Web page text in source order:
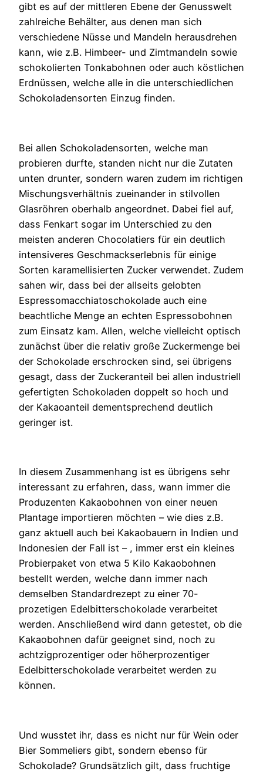
gibt es auf der mittleren Ebene der Genusswelt
zahlreiche Behälter, aus denen man sich
verschiedene Nüsse und Mandeln herausdrehen
kann, wie z.B. Himbeer- und Zimtmandeln sowie
schokolierten Tonkabohnen oder auch köstlichen
Erdnüssen, welche alle in die unterschiedlichen
Schokoladensorten Einzug finden.
Bei allen Schokoladensorten, welche man
probieren durfte, standen nicht nur die Zutaten
unten drunter, sondern waren zudem im richtigen
Mischungsverhältnis zueinander in stilvollen
Glasröhren oberhalb angeordnet. Dabei fiel auf,
dass Fenkart sogar im Unterschied zu den
meisten anderen Chocolatiers für ein deutlich
intensiveres Geschmackserlebnis für einige
Sorten karamellisierten Zucker verwendet. Zudem
sahen wir, dass bei der allseits gelobten
Espressomacchiatoschokolade auch eine
beachtliche Menge an echten Espressobohnen
zum Einsatz kam. Allen, welche vielleicht optisch
zunächst über die relativ große Zuckermenge bei
der Schokolade erschrocken sind, sei übrigens
gesagt, dass der Zuckeranteil bei allen industriell
gefertigten Schokoladen doppelt so hoch und
der Kakaoanteil dementsprechend deutlich
geringer ist.
In diesem Zusammenhang ist es übrigens sehr
interessant zu erfahren, dass, wann immer die
Produzenten Kakaobohnen von einer neuen
Plantage importieren möchten – wie dies z.B.
ganz aktuell auch bei Kakaobauern in Indien und
Indonesien der Fall ist – , immer erst ein kleines
Probierpaket von etwa 5 Kilo Kakaobohnen
bestellt werden, welche dann immer nach
demselben Standardrezept zu einer 70-
prozetigen Edelbitterschokolade verarbeitet
werden. Anschließend wird dann getestet, ob die
Kakaobohnen dafür geeignet sind, noch zu
achtzigprozentiger oder höherprozentiger
Edelbitterschokolade verarbeitet werden zu
können.
Und wusstet ihr, dass es nicht nur für Wein oder
Bier Sommeliers gibt, sondern ebenso für
Schokolade? Grundsätzlich gilt, dass fruchtige